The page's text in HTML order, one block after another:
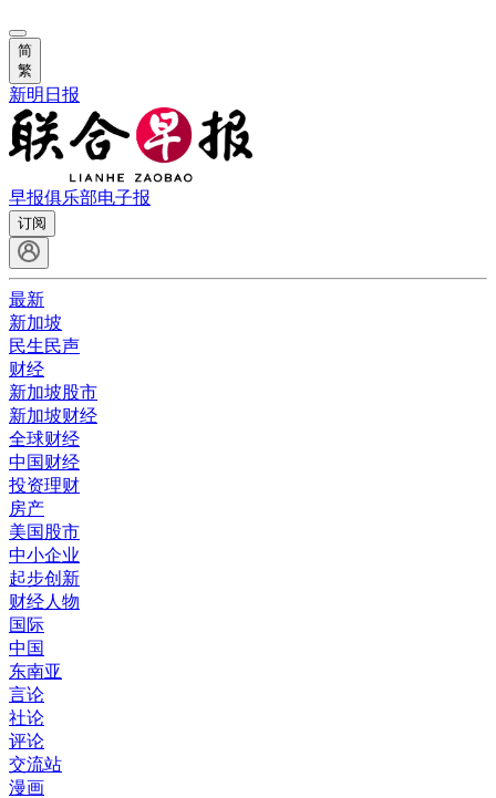
简
繁
新明日报
早报俱乐部电子报
订阅
最新
新加坡
民生民声
财经
新加坡股市
新加坡财经
全球财经
中国财经
投资理财
房产
美国股市
中小企业
起步创新
财经人物
国际
中国
东南亚
言论
社论
评论
交流站
漫画